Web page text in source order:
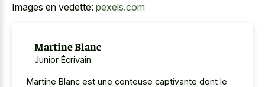
Images en vedette: pexels.com
Martine Blanc
Junior Écrivain
Martine Blanc est une conteuse captivante dont le